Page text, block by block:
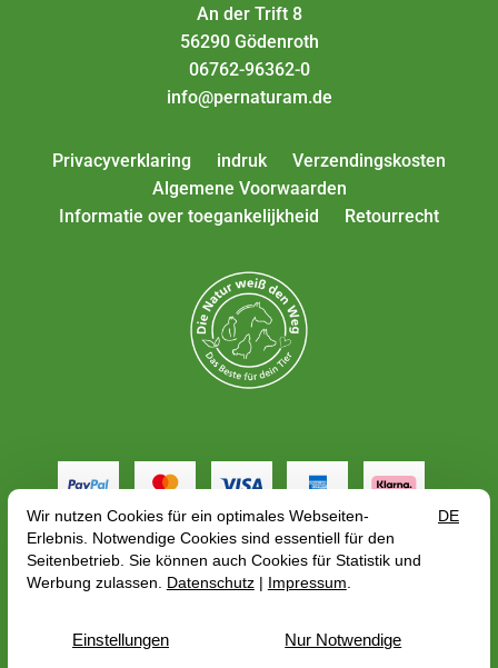
An der Trift 8
56290 Gödenroth
06762-96362-0
info@pernaturam.de
Privacyverklaring indruk
Verzendingskosten
Algemene Voorwaarden
Informatie over toegankelijkheid
Retourrecht
Alle tarieven zijn inclusief btw plusverzendkosten
afhankelijk van het afleveradres, de brutoprijs kan
land van levering.